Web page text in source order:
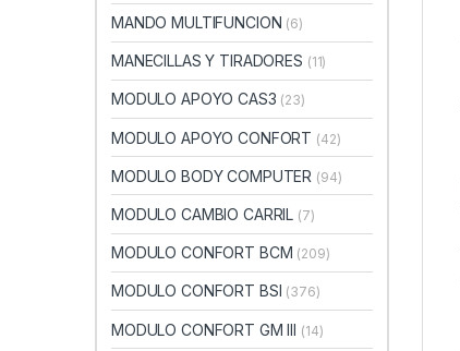
MANDO MULTIFUNCION (6)
MANECILLAS Y TIRADORES (11)
MODULO APOYO CAS3 (23)
MODULO APOYO CONFORT (42)
MODULO BODY COMPUTER (94)
MODULO CAMBIO CARRIL (7)
MODULO CONFORT BCM (209)
MODULO CONFORT BSI (376)
MODULO CONFORT GM III (14)